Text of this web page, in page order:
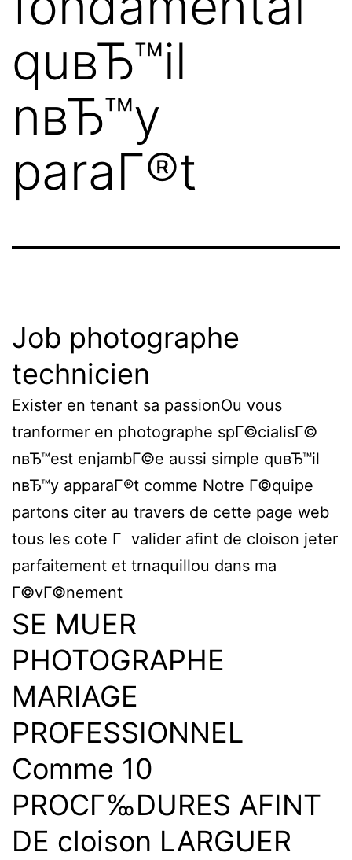
quвЂ™il
nвЂ™y
paraГ®t
Job photographe
technicien
Exister en tenant sa passionOu vous
tranformer en photographe spГ©cialisГ©
nвЂ™est enjambГ©e aussi simple quвЂ™il
nвЂ™y apparaГ®t comme Notre Г©quipe
partons citer au travers de cette page web
tous les cote Г valider afint de cloison jeter
parfaitement et trnaquillou dans ma
Г©vГ©nement
SE MUER
PHOTOGRAPHE
MARIAGE
PROFESSIONNEL
Comme 10
PROCГ‰DURES AFINT
DE cloison LARGUER